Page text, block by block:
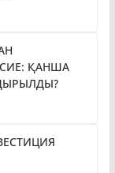
ҚАНША